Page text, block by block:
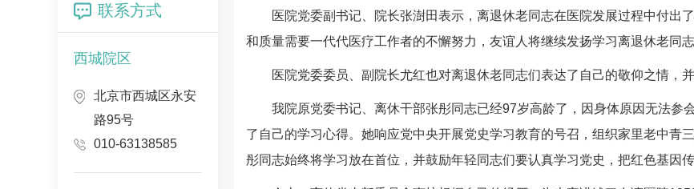
联系方式
西城院区
北京市西城区永安
路95号
010-63138585
医院党委副书记、院长张澍田表示，离退休老同志在医院发展过程中付出
和质量需要一代代医疗工作者的不懈努力，友谊人将继续发扬学习离退休老同
医院党委委员、副院长尤红也对离退休老同志们表达了自己的敬仰之情，
我院原党委书记、离休干部张彤同志已经97岁高龄了，因身体原因无法参
了自己的学习心得。她响应党中央开展党史学习教育的号召，组织家里老中青
彤同志始终将学习放在首位，并鼓励年轻同志们要认真学习党史，把红色基因传